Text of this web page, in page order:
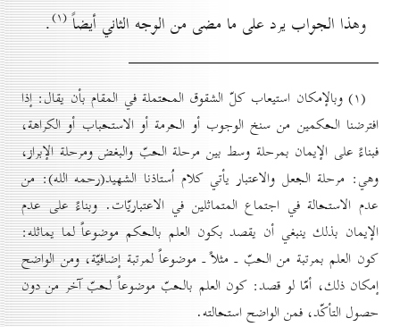
وهذا الجواب يرد على ما مضى من الوجه الثاني أيضاً(۱) .
(۱) وبالإمكان استيعاب كلّ الشقوق المحتملة في المقام بأن يقال: إذا
افترضنا الحكمين من سنخ الوجوب أو الحرمة أو الاستحباب أو الكراهة،
فبناءً على الإيمان بمرحلة وسط بين مرحلة الحبّ والبغض ومرحلة الإبراز،
وهي: مرحلة الجعل والاعتبار يأتي كلام اُستاذنا الشهيد(رحمه الله): من
عدم الاستحالة في اجتماع المتماثلين في الاعتباريّات. وبناءً على عدم
الإيمان بذلك ينبغي أن يقصد بكون العلم بالحكم موضوعاً لما يماثله:
كون العلم بمرتبة من الحبّ ـ مثلاً ـ موضوعاً لمرتبة إضافيّة، ومن الواضح
إمكان ذلك، أمّا لو قصد: كون العلم بالحبّ موضوعاً لحبّ آخر من دون
حصول التأكّد، فمن الواضح استحالته.